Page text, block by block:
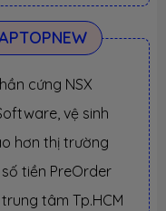
cứng NSX
vệ sinh
hơn thị trường
tiền PreOrder
tâm Tp.HCM